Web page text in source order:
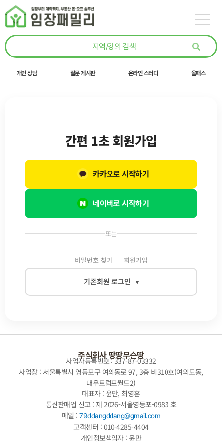
콘텐츠로
건너뛰기
개인 상담 질문 게시판 온라인 스터디 올패스
또는
비밀번호 찾기 회원가입
기존회원 로그인 ▾
로그인
간편 1초 회원가입
네이버로 시작하기
카카오로 시작하기
주식회사 땅땅무슨땅
사업자등록번호 : 337-87-03332
사업장 : 서울특별시 영등포구 여의동로 97, 3층 비310호(여의도동,
대우트럼프월드2)
대표자 : 윤만, 최영훈
통신판매업 신고 : 제 2026-서울영등포-0983 호
메일 :79ddangddang@gmail.com
고객센터 : 010-4285-4404
개인정보책임자 : 윤만